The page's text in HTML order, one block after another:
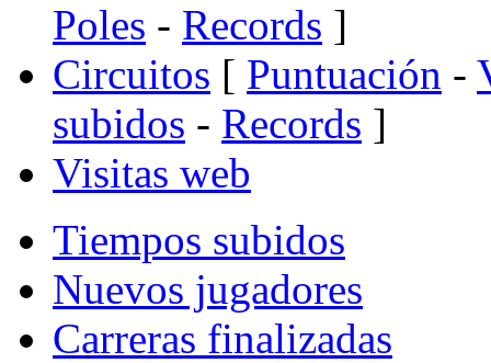
Poles - Records ]
Circuitos [ Puntuación -
subidos - Records ]
Visitas web
Tiempos subidos
Nuevos jugadores
Carreras finalizadas